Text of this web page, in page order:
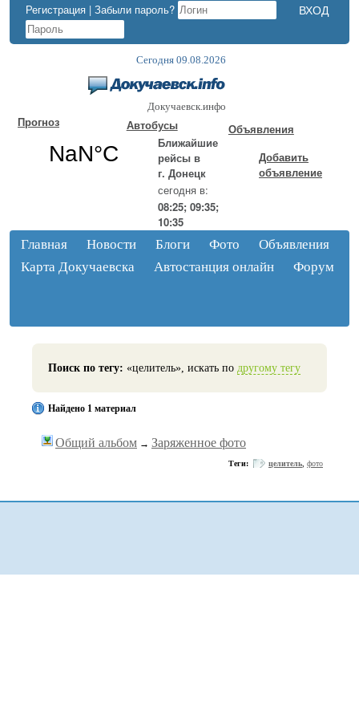
Регистрация | Забыли пароль?
Сегодня 09.08.2026
Докучаевск.инфо
Прогноз
Автобусы
Ближайшие
рейсы в
г. Донецк
сегодня в:
08:25; 09:35;
10:35
Объявления
Добавить
объявление
Главная Новости Блоги Фото
Объявления
Карта Докучаевска
Автостанция онлайн Форум
Поиск по тегу: «целитель», искать по другому тегу
Найдено 1 материал
Общий альбом → Заряженное фото
Теги: целитель фото